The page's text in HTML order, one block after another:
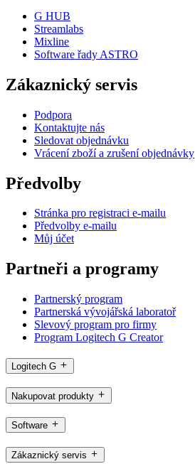
G HUB
Streamlabs
Mixline
Software řady ASTRO
Zákaznický servis
Podpora
Kontaktujte nás
Sledovat objednávku
Vrácení zboží a zrušení objednávky
Předvolby
Stránka pro registraci e-mailu
Předvolby e-mailu
Můj účet
Partneři a programy
Partnerský program
Partnerská vývojářská laboratoř
Slevový program pro firmy
Program Logitech G Creator
Logitech G
Nakupovat produkty
Software
Zákaznický servis